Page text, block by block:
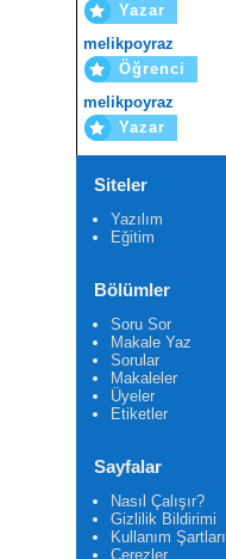
Yazar
melikpoyraz
Öğrenci
melikpoyraz
Yazar
Siteler
Yazılım
Eğitim
Bölümler
Soru Sor
Makale Yaz
Sorular
Makaleler
Üyeler
Etiketler
Sayfalar
Nasıl Çalışır?
Gizlilik Bildirimi
Kullanım Şartları
Çerezler